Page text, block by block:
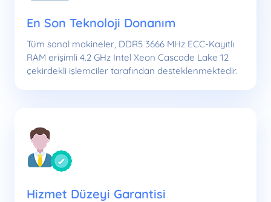
En Son Teknoloji Donanım
Tüm sanal makineler, DDR5 3666 MHz ECC-Kayıtlı
RAM erişimli 4.2 GHz Intel Xeon Cascade Lake 12
çekirdekli işlemciler tarafından desteklenmektedir.
Hizmet Düzeyi Garantisi